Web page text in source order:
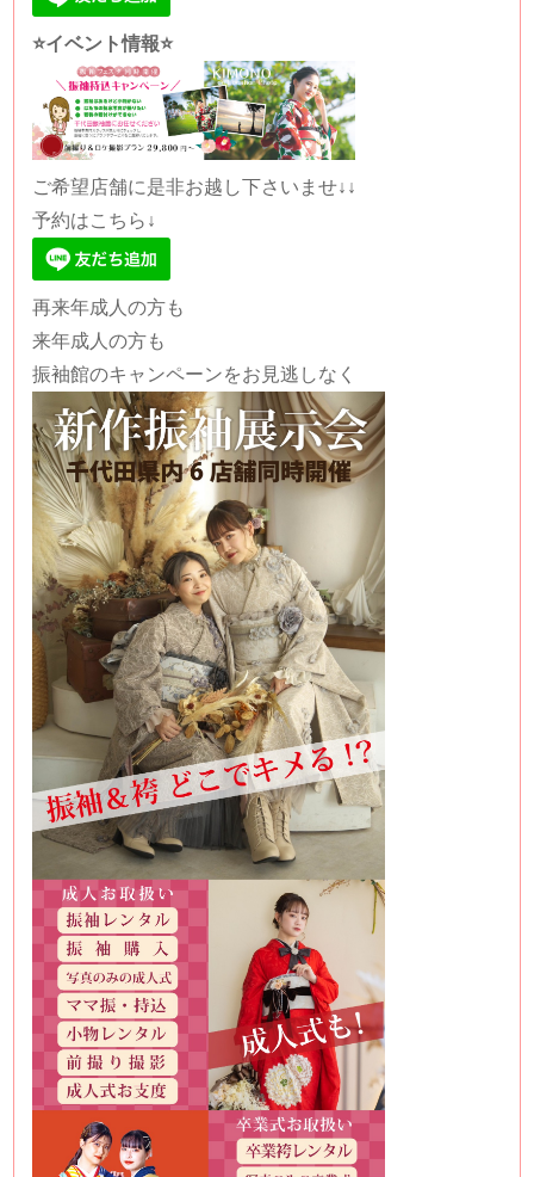
⭐️イベント情報⭐️
ご希望店舗に是非お越し下さいませ↓↓
予約はこちら↓
再来年成人の方も
来年成人の方も
振袖館のキャンペーンをお見逃しなく